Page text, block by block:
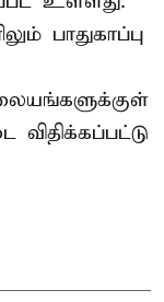
பாதுகாப்பு